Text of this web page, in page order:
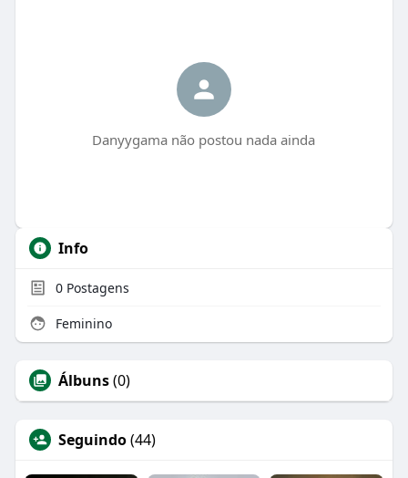
Danyygama não postou nada ainda
Info
0Postagens
Feminino
Álbuns(0)
Seguindo(44)